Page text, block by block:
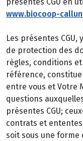
www.biocoop-
Les présentes
de protection des
règles, conditions
référence,
entre vous et Votre
questions
présentes CGU;
contrats et
soit sous une forme